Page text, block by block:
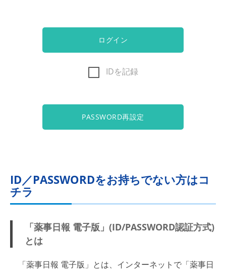
ログイン
IDを記録
PASSWORD再設定
ID／PASSWORDをお持ちでない方はコ
チラ
「薬事日報 電子版」(ID/PASSWORD認証方式)
とは
「薬事日報 電子版」とは、インターネットで「薬事日